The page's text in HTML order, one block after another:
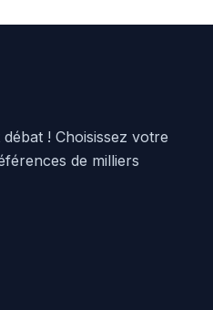
! Choisissez votre
de milliers